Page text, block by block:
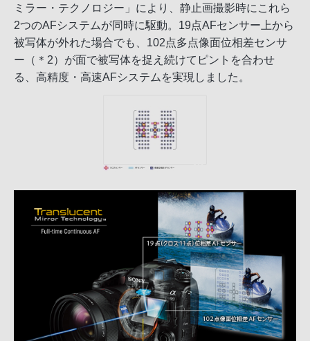
ミラー・テクノロジー」により、静止画撮影時にこれら
2つのAFシステムが同時に駆動。19点AFセンサー上から
被写体が外れた場合でも、102点多点像面位相差センサ
ー（＊2）が面で被写体を捉え続けてピントを合わせ
る、高精度・高速AFシステムを実現しました。